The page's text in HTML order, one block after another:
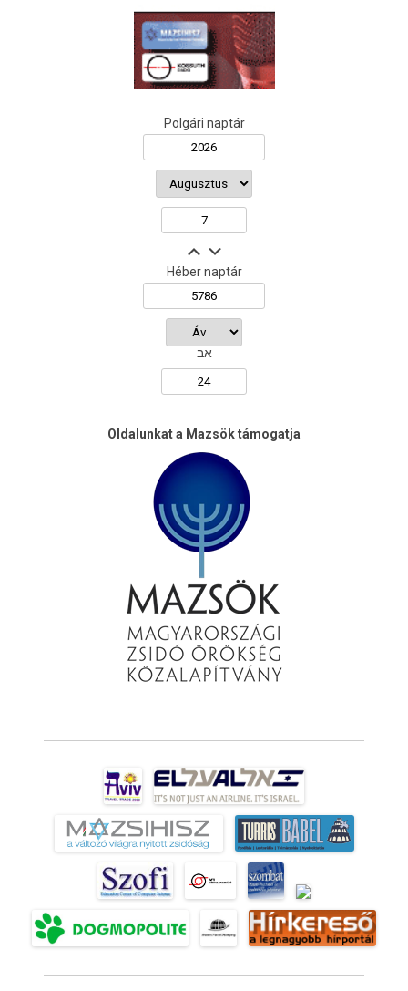
Polgári naptár
Héber naptár
אב
Oldalunkat a Mazsök támogatja